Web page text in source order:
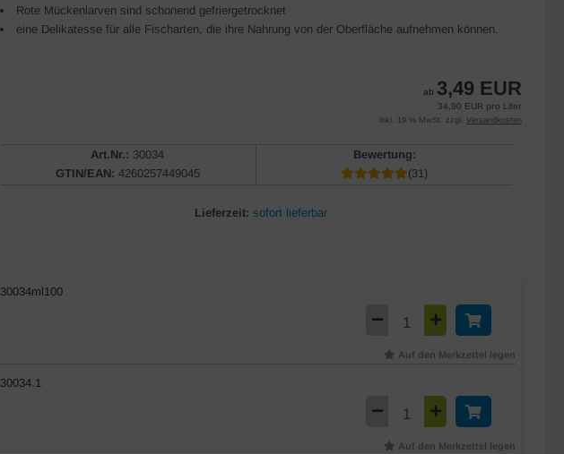
Rote Mückenlarven sind schonend gefriergetrocknet
eine Delikatesse für alle Fischarten, die ihre Nahrung von der Oberfläche aufnehmen können.
ab 3,49 EUR
34,90 EUR pro Liter
inkl. 19 % MwSt. zzgl. Versandkosten
Art.Nr.: 30034
GTIN/EAN: 4260257449045
Bewertung:
(31)
Lieferzeit: sofort lieferbar
30034ml100
Auf den Merkzettel legen
30034.1
Auf den Merkzettel legen